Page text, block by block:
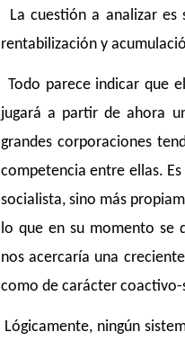
La cuestión a analizar
rentabilización y
Todo parece indicar que
jugará a partir de ahora
grandes corporaciones
competencia entre ellas.
socialista, sino más
lo que en su momento se
nos acercaría una
como de carácter coactivo-
Lógicamente, ningún